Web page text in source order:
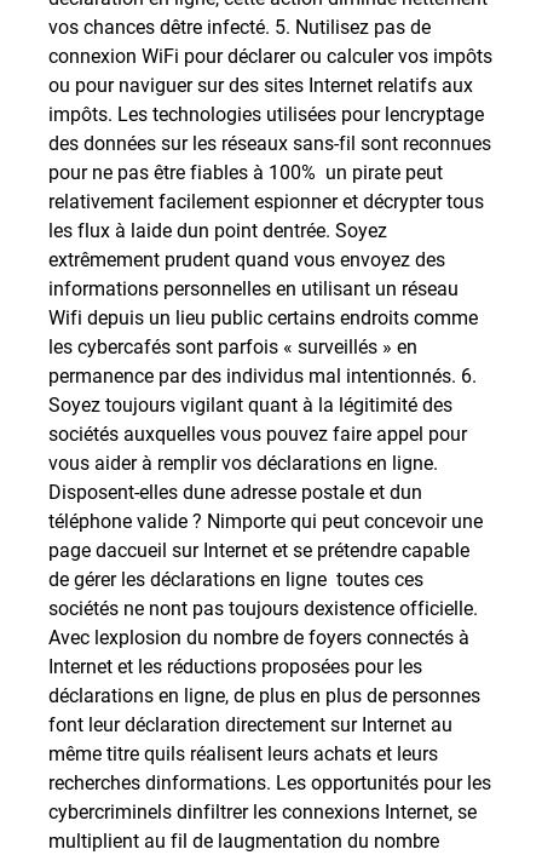
vos chances dêtre infecté. 5. Nutilisez pas de
connexion WiFi pour déclarer ou calculer vos impôts
ou pour naviguer sur des sites Internet relatifs aux
impôts. Les technologies utilisées pour lencryptage
des données sur les réseaux sans-fil sont reconnues
pour ne pas être fiables à 100%  un pirate peut
relativement facilement espionner et décrypter tous
les flux à laide dun point dentrée. Soyez
extrêmement prudent quand vous envoyez des
informations personnelles en utilisant un réseau
Wifi depuis un lieu public certains endroits comme
les cybercafés sont parfois « surveillés » en
permanence par des individus mal intentionnés. 6.
Soyez toujours vigilant quant à la légitimité des
sociétés auxquelles vous pouvez faire appel pour
vous aider à remplir vos déclarations en ligne.
Disposent-elles dune adresse postale et dun
téléphone valide ? Nimporte qui peut concevoir une
page daccueil sur Internet et se prétendre capable
de gérer les déclarations en ligne  toutes ces
sociétés ne nont pas toujours dexistence officielle.
Avec lexplosion du nombre de foyers connectés à
Internet et les réductions proposées pour les
déclarations en ligne, de plus en plus de personnes
font leur déclaration directement sur Internet au
même titre quils réalisent leurs achats et leurs
recherches dinformations. Les opportunités pour les
cybercriminels dinfiltrer les connexions Internet, se
multiplient au fil de laugmentation du nombre